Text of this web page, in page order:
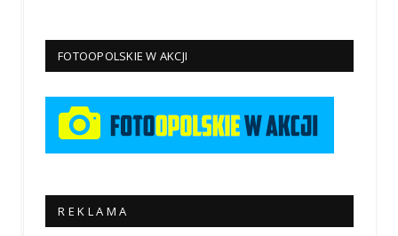
FOTOOPOLSKIE W AKCJI
R E K L A M A